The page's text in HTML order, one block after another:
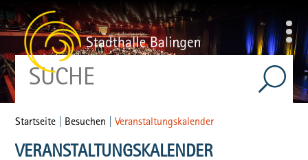
Startseite Besuchen |Veranstaltungskalender
VERANSTALTUNGSKALENDER